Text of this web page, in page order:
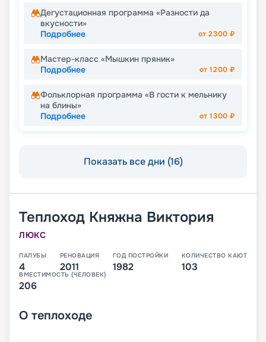
Дегустационная программа «Разности да
вкусности»
Подробнее
от2300 ₽
Мастер-класс «Мышкин пряник»
Подробнее
от1200 ₽
Фольклорная программа «В гости к мельнику
на блины»
Подробнее
от1300 ₽
Показать все дни (16)
Теплоход Княжна Виктория
ЛЮКС
ПАЛУБЫ
4
РЕНОВАЦИЯ
2011
ГОД ПОСТРОЙКИ
1982
КОЛИЧЕСТВО КАЮТ
103
ВМЕСТИМОСТЬ (ЧЕЛОВЕК)
206
О теплоходе